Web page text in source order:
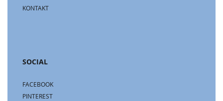
KONTAKT
SOCIAL
FACEBOOK
PINTEREST